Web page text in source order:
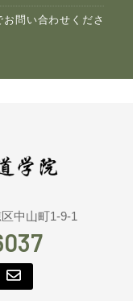
お問い合わせくださ
中山町1-9-1